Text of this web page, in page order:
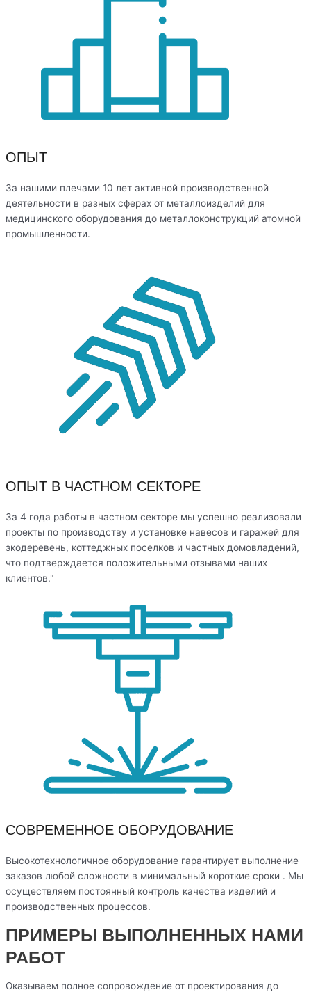
ОПЫТ
За нашими плечами 10 лет активной производственной
деятельности в разных сферах от металлоизделий для
медицинского оборудования до металлоконструкций атомной
промышленности.
ОПЫТ В ЧАСТНОМ СЕКТОРЕ
За 4 года работы в частном секторе мы успешно реализовали
проекты по производству и установке навесов и гаражей для
экодеревень, коттеджных поселков и частных домовладений,
что подтверждается положительными отзывами наших
клиентов."
СОВРЕМЕННОЕ ОБОРУДОВАНИЕ
Высокотехнологичное оборудование гарантирует выполнение
заказов любой сложности в минимальный короткие сроки . Мы
осуществляем постоянный контроль качества изделий и
производственных процессов.
ПРИМЕРЫ ВЫПОЛНЕННЫХ НАМИ
РАБОТ
Оказываем полное сопровождение от проектирования до